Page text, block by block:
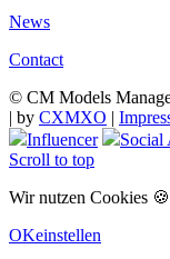
News
Contact
© CM Models
| by CXMXO |
Influencer
Social
Scroll to top
Wir nutzen Cookies
OKeinstellen